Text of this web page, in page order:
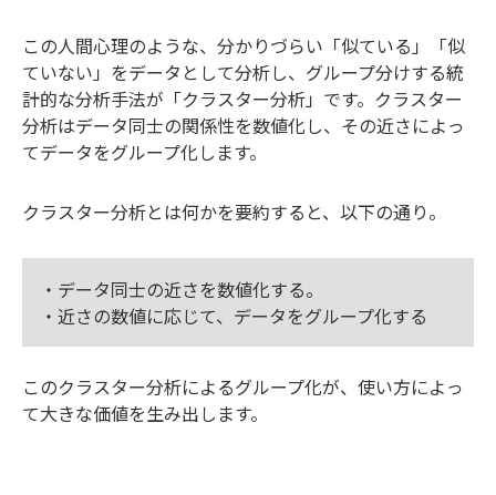
この人間心理のような、分かりづらい「似ている」「似
ていない」をデータとして分析し、グループ分けする統
計的な分析手法が「クラスター分析」です。クラスター
分析はデータ同士の関係性を数値化し、その近さによっ
てデータをグループ化します。
クラスター分析とは何かを要約すると、以下の通り。
・データ同士の近さを数値化する。
・近さの数値に応じて、データをグループ化する
このクラスター分析によるグループ化が、使い方によっ
て大きな価値を生み出します。